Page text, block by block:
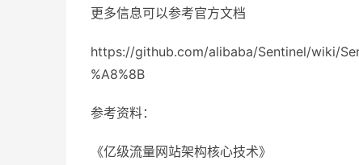
更多信息可以参考官方文档
https://github.com/alibaba/Sentinel/wiki/
%A8%8B
参考资料：
《亿级流量网站架构核心技术》